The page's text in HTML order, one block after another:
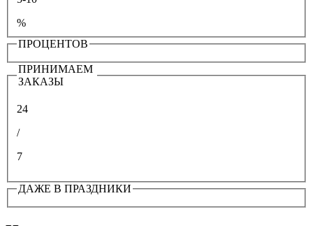
%
ПРОЦЕНТОВ
ПРИНИМАЕМ
ЗАКАЗЫ
24
/
7
ДАЖЕ В ПРАЗДНИКИ